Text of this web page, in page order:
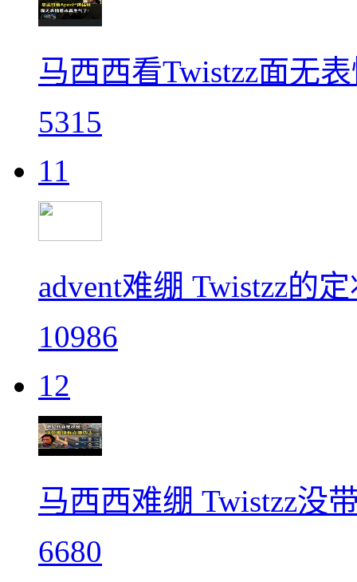
马西西看Twistzz面无
5315
11
advent难绷 Twistzz的
10986
12
马西西难绷 Twistzz没
6680